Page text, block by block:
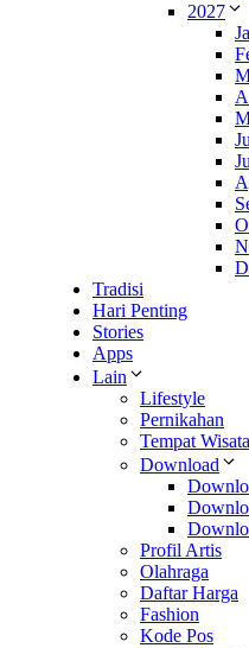
2027
Tradisi
Hari Penting
Stories
Apps
Lain
Lifestyle
Pernikahan
Tempat Wisata
Download
Profil Artis
Olahraga
Daftar Harga
Fashion
Kode Pos